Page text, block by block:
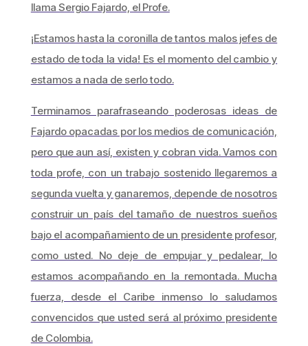
llama Sergio Fajardo, el Profe.
¡Estamos hasta la coronilla de tantos malos jefes de
estado de toda la vida! Es el momento del cambio y
estamos a nada de serlo todo.
Terminamos parafraseando poderosas ideas de
Fajardo opacadas por los medios de comunicación,
pero que aun así, existen y cobran vida. Vamos con
toda profe, con un trabajo sostenido llegaremos a
segunda vuelta y ganaremos, depende de nosotros
construir un país del tamaño de nuestros sueños
bajo el acompañamiento de un presidente profesor,
como usted. No deje de empujar y pedalear, lo
estamos acompañando en la remontada. Mucha
fuerza, desde el Caribe inmenso lo saludamos
convencidos que usted será al próximo presidente
de Colombia.